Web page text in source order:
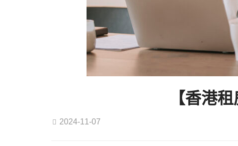
【香港
2024-11-07